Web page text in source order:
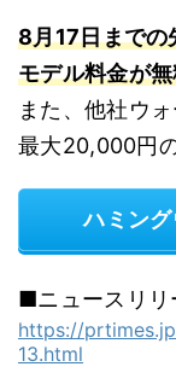
8月17日までの
モデル料金が
また、他社ウ
最大20,000円
ハミン
■ニュースリリ
https://
13.html